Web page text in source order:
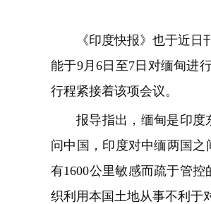
《印度快报》也于近
能于9月6日至7日对缅甸进
行程紧接着该项会议。
报导指出，缅甸是印度
问中国，印度对中缅两国
有1600公里敏感而疏于管
织利用本国土地从事不利于